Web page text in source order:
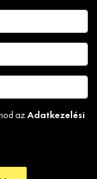
az Adatkezelési